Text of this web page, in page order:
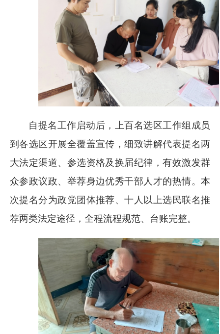
自提名工作启动后，上百名选区工作组成员
到各选区开展全覆盖宣传，细致讲解代表提名两
大法定渠道、参选资格及换届纪律，有效激发群
众参政议政、举荐身边优秀干部人才的热情。本
次提名分为政党团体推荐、十人以上选民联名推
荐两类法定途径，全程流程规范、台账完整。